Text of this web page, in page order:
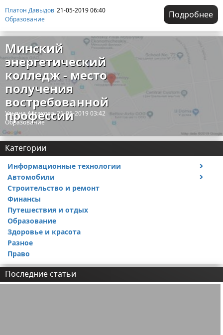
Платон Давыдов 21-05-2019 06:40
Образование
Подробнее
Минский
энергетический
колледж - место
получения
востребованной
профессии
Ульяна Астахова 21-05-2019 03:42
Образование
Категории
Информационные технологии
Тесты и обзоры устройств
Автомобили
Ремонт авто
Строительство и ремонт
Финансы
Путешествия и отдых
Образование
Здоровье и красота
Разное
Право
Последние статьи